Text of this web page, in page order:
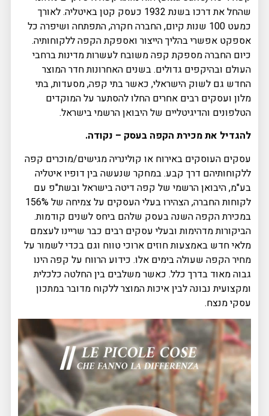
שהחל את דרכו בשנת 1932 כעסק קטן באיטליה. לאורך
כמעט 100 שנות קיום, החברה חקרה, התפתחה ושיפרה כל
אספקט אפשרי בהליך הייצור ואספקת הקפה ללקוחותיה.
כיום החברה מספקת קפה משובח לעשרות מדינות ברחבי
העולם ובהיקפים גדולים. בשנים האחרונות חדר המוצר
החדש גם לשוק הישראלי, כאשר בתי קפה, מסעדות, בתי
מלון ועסקים רבים אחרים החלו להסתער על המוקדים
הטלפונים והדיגיטליים של היבואן הרשמי בישראל.
להגדיל את מכירת הקפה בעסק – נקודה.
עסקים העוסקים באירוח או קולינריה מגישים/מוכרים קפה
ללקוחותיהם דרך קבע. במחקר שנעשה בין דופיו איטליה
בע"מ, היבואן הרשמי של קפה דיטה בישראל ובשת"פ עם
לקוחות החברה, הצהירו בעלי העסקים על צמיחה של 156%
במכירת הקפה השנה בעסק שלהם ביחס לשנים קודמות.
הביקורות מדהימות ובעלי עסקים רבים כבר שריינו לעצמם
מלאי חדש באמצעות חוזים ארוכי טווח וגם בכדי לשמור על
מחיר הקפה שעולה בימים אלו. כידוע הרווח על קפה הינו
גבוה מאוד בדרך כלל. כאשר משלבים בין החלטה כלכלית
ומקצועית נבונה לבין איכות המוצר ללקוח מדובר במתכון
עסקי מנצח.